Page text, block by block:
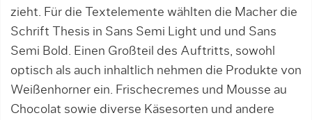
zieht. Für die Textelemente wählten die Macher die
Schrift Thesis in Sans Semi Light und und Sans
Semi Bold. Einen Großteil des Auftritts, sowohl
optisch als auch inhaltlich nehmen die Produkte von
Weißenhorner ein. Frischecremes und Mousse au
Chocolat sowie diverse Käsesorten und andere